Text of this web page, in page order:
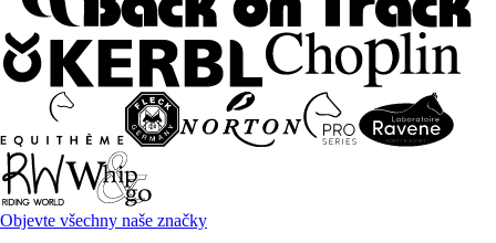
Objevte všechny naše značky